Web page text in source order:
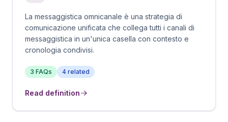
La messaggistica omnicanale è una strategia di
comunicazione unificata che collega tutti i canali di
messaggistica in un'unica casella con contesto e
cronologia condivisi.
3 FAQs 4 related
Read definition